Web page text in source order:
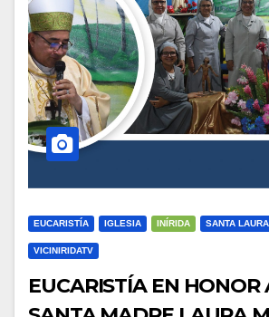
EUCARISTÍA IGLESIA INÍRIDA SANTA
VICINIRIDATV
EUCARISTÍA EN HONOR